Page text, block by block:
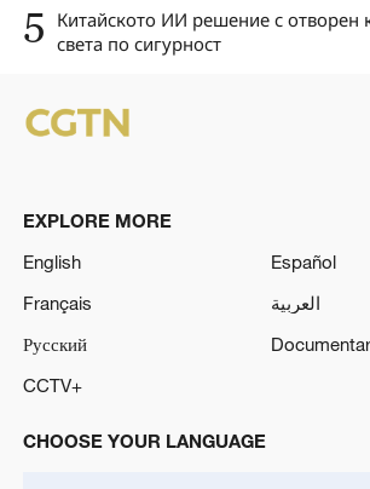
5 Китайското ИИ решение с отворен
света по сигурност
EXPLORE MORE
English
Español
Français
العربية
Русский
CCTV+
CHOOSE YOUR LANGUAGE